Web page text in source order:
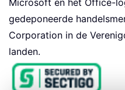
Microsoft en het Office-
gedeponeerde
Corporation in de
landen.